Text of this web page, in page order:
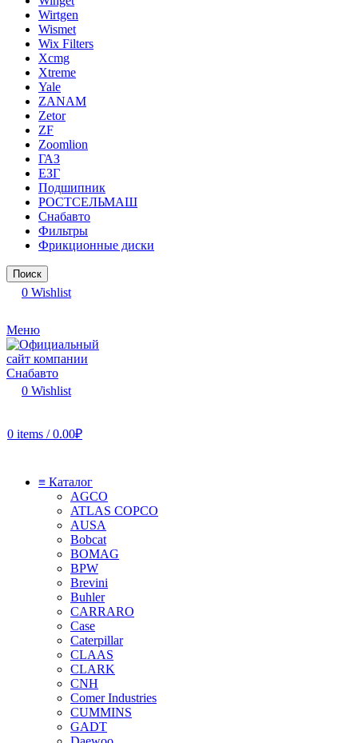
Wirtgen
Wismet
Wix Filters
Xcmg
Xtreme
Yale
ZANAM
Zetor
ZF
Zoomlion
ГАЗ
ЕЗГ
Подшипник
РОСТСЕЛЬМАШ
Снабавто
Фильтры
Фрикционные диски
Поиск
0 Wishlist
Меню
0 Wishlist
0 items / 0.00₽
≡ Каталог
AGCO
ATLAS COPCO
AUSA
Bobcat
BOMAG
BPW
Brevini
Buhler
CARRARO
Case
Caterpillar
CLAAS
CLARK
CNH
Comer Industries
CUMMINS
GADT